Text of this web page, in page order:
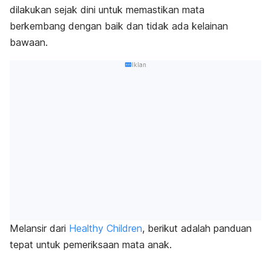
dilakukan sejak dini untuk memastikan mata
berkembang dengan baik dan tidak ada kelainan
bawaan.
Iklan
Melansir dari Healthy Children, berikut adalah panduan
tepat untuk pemeriksaan mata anak.